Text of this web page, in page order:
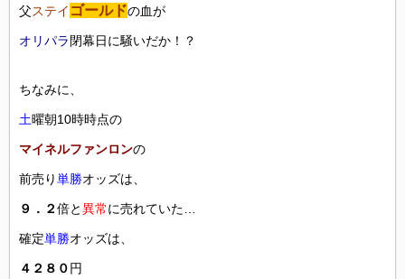
父ステイ ゴールドの血が
オリパラ閉幕日に騒いだか！？
ちなみに、
土曜朝10時時点の
マイネルファンロンの
前売り単勝オッズは、
９．２倍と異常に売れていた…
確定単勝オッズは、
４２８０円